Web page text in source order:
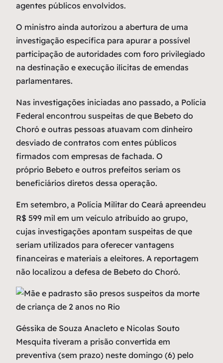
agentes públicos envolvidos.
O ministro ainda autorizou a abertura de uma
investigação específica para apurar a possível
participação de autoridades com foro privilegiado
na destinação e execução ilícitas de emendas
parlamentares.
Nas investigações iniciadas ano passado, a Polícia
Federal encontrou suspeitas de que Bebeto do
Choró e outras pessoas atuavam com dinheiro
desviado de contratos com entes públicos
firmados com empresas de fachada. O
próprio Bebeto e outros prefeitos seriam os
beneficiários diretos dessa operação.
Em setembro, a Polícia Militar do Ceará apreendeu
R$ 599 mil em um veículo atribuído ao grupo,
cujas investigações apontam suspeitas de que
seriam utilizados para oferecer vantagens
financeiras e materiais a eleitores. A reportagem
não localizou a defesa de Bebeto do Choró.
Géssika de Souza Anacleto e Nicolas Souto
Mesquita tiveram a prisão convertida em
preventiva (sem prazo) neste domingo (6) pelo